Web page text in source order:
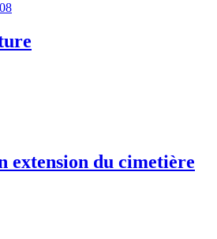
extension du cimetière